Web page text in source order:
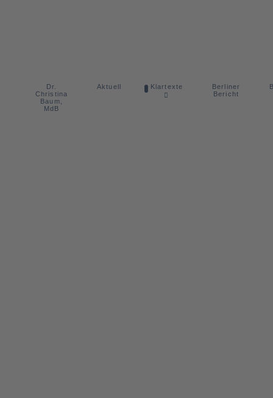
Dr.
Christina
Baum,
MdB
Aktuell Klartexte
Berliner
Bericht